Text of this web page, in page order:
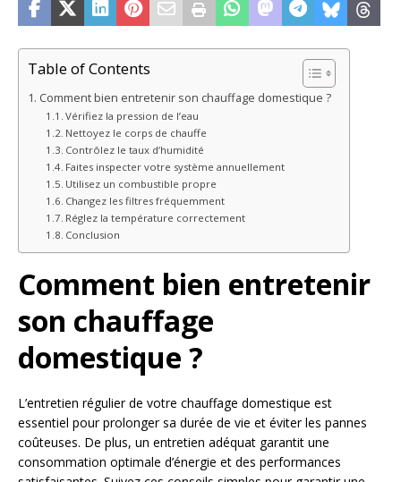
Table of Contents
Comment bien entretenir son chauffage domestique ?
Vérifiez la pression de l’eau
Nettoyez le corps de chauffe
Contrôlez le taux d’humidité
Faites inspecter votre système annuellement
Utilisez un combustible propre
Changez les filtres fréquemment
Réglez la température correctement
Conclusion
Comment bien entretenir
son chauffage
domestique ?
L’entretien régulier de votre chauffage domestique est
essentiel pour prolonger sa durée de vie et éviter les pannes
coûteuses. De plus, un entretien adéquat garantit une
consommation optimale d’énergie et des performances